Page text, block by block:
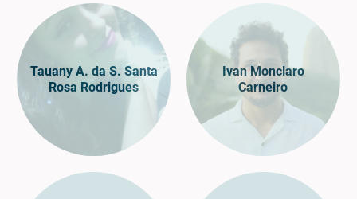
Tauany A. da S. Santa
Rosa Rodrigues
Ivan Monclaro
Carneiro